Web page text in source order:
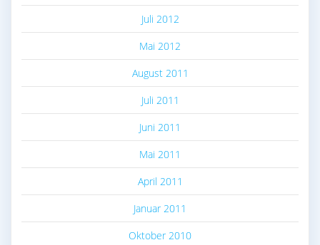
Juli 2012
Mai 2012
August 2011
Juli 2011
Juni 2011
Mai 2011
April 2011
Januar 2011
Oktober 2010